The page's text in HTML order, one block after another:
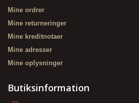
Mine ordrer
Mine returneringer
Mine kreditnotaer
Mine adresser
Mine oplysninger
Butiksinformation